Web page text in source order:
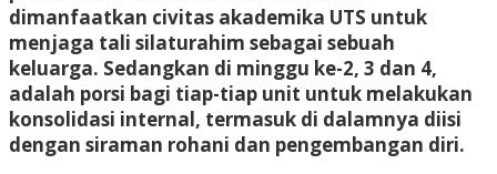
dimanfaatkan civitas akademika UTS untuk
menjaga tali silaturahim sebagai sebuah
keluarga. Sedangkan di minggu ke-2, 3 dan 4,
adalah porsi bagi tiap-tiap unit untuk melakukan
konsolidasi internal, termasuk di dalamnya diisi
dengan siraman rohani dan pengembangan diri.